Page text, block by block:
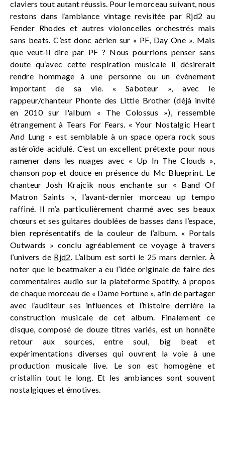
claviers tout autant réussis. Pour le morceau suivant, nous
restons dans l’ambiance vintage revisitée par Rjd2 au
Fender Rhodes et autres violoncelles orchestrés mais
sans beats. C’est donc aérien sur « PF, Day One ». Mais
que veut-il dire par PF ? Nous pourrions penser sans
doute qu’avec cette respiration musicale il désirerait
rendre hommage à une personne ou un événement
important de sa vie. « Saboteur », avec le
rappeur/chanteur Phonte des Little Brother (déjà invité
en 2010 sur l'album « The Colossus »), ressemble
étrangement à Tears For Fears. « Your Nostalgic Heart
And Lung » est semblable à un space opera rock sous
astéroïde acidulé. C’est un excellent prétexte pour nous
ramener dans les nuages avec « Up In The Clouds »,
chanson pop et douce en présence du Mc Blueprint. Le
chanteur Josh Krajcik nous enchante sur « Band Of
Matron Saints », l’avant-dernier morceau up tempo
raffiné. Il m’a particulièrement charmé avec ses beaux
chœurs et ses guitares doublées de basses dans l’espace,
bien représentatifs de la couleur de l’album. « Portals
Outwards » conclu agréablement ce voyage à travers
l’univers de Rjd2. L’album est sorti le 25 mars dernier. À
noter que le beatmaker a eu l’idée originale de faire des
commentaires audio sur la plateforme Spotify, à propos
de chaque morceau de « Dame Fortune », afin de partager
avec l’auditeur ses influences et l’histoire derrière la
construction musicale de cet album. Finalement ce
disque, composé de douze titres variés, est un honnête
retour aux sources, entre soul, big beat et
expérimentations diverses qui ouvrent la voie à une
production musicale live. Le son est homogène et
cristallin tout le long. Et les ambiances sont souvent
nostalgiques et émotives.